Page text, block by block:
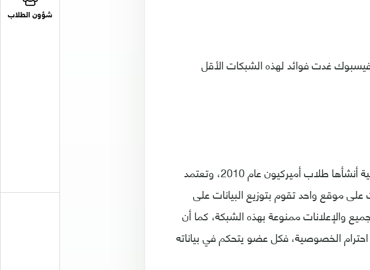
شؤون الطلاب
غدت فوائد لهذه الشبكات الأقل
أولا- "دياسبورا" (Diaspora): وهي شبكة مفتوحة وغير ربحية أنشأها طلاب أميركيون عام 2010، وتعتمد
على موقع واحد تقوم بتوزيع البيانات على
متاح للجميع والإعلانات ممنوعة بهذه الشبكة، كما أن
ليسوا مطالبين بالكشف عن هوياتهم الحقيقية. 3- احترام الخصوصية، فكل عضو يتحكم في بياناته